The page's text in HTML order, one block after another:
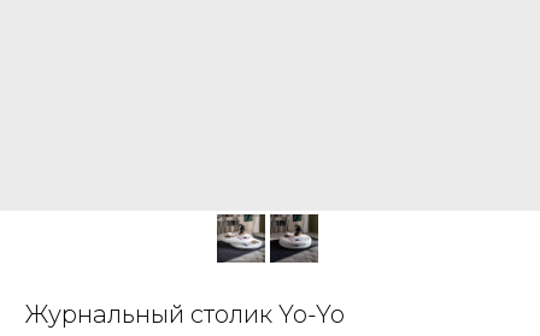
Журнальный столик Yo-Yo